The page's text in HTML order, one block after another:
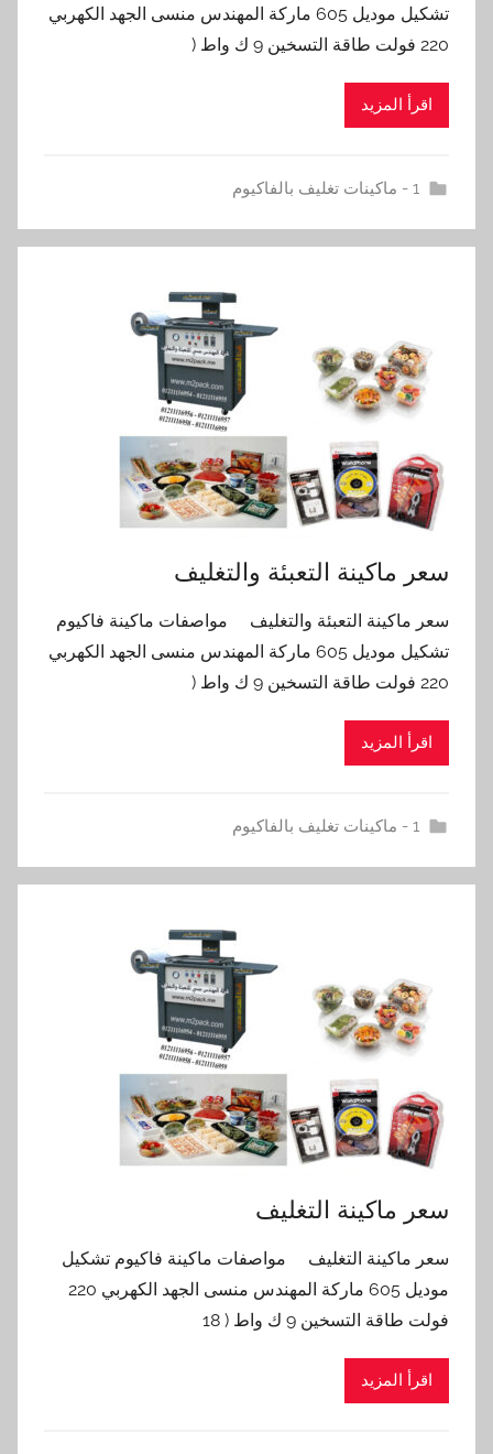
تشكيل موديل 605 ماركة المهندس منسى الجهد الكهربي
220 فولت طاقة التسخين 9 ك واط (
اقرأ المزيد
1 - ماكينات تغليف بالفاكيوم
سعر ماكينة التعبئة والتغليف
سعر ماكينة التعبئة والتغليف مواصفات ماكينة فاكيوم
تشكيل موديل 605 ماركة المهندس منسى الجهد الكهربي
220 فولت طاقة التسخين 9 ك واط (
اقرأ المزيد
1 - ماكينات تغليف بالفاكيوم
سعر ماكينة التغليف
سعر ماكينة التغليف مواصفات ماكينة فاكيوم تشكيل
موديل 605 ماركة المهندس منسى الجهد الكهربي 220
فولت طاقة التسخين 9 ك واط ( 18
اقرأ المزيد